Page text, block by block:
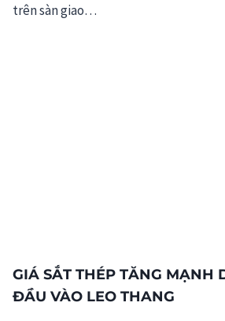
trên sàn giao…
GIÁ SẮT THÉP TĂNG MẠNH
ĐẦU VÀO LEO THANG